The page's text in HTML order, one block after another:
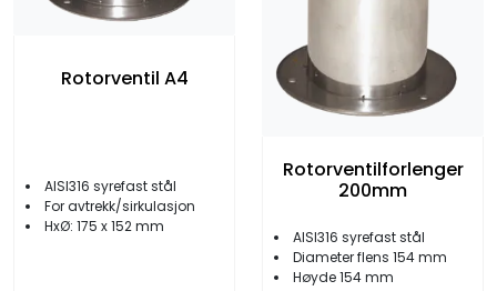
Rotorventil A4
AISI316 syrefast stål
For avtrekk/sirkulasjon
HxØ: 175 x 152 mm
Rotorventilforlenger
200mm
AISI316 syrefast stål
Diameter flens 154 mm
Høyde 154 mm